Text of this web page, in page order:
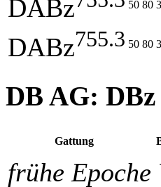
DABz
50 80
DABz755.3 50 80
DB AG: DBz
Gattung
frühe Epoche